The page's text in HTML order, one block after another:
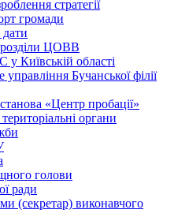
стратегії
громади
дати
ЦОВВ
Київській області
управління Бучанської філії
«Центр пробації»
органи
голови
ради
(секретар) виконавчого